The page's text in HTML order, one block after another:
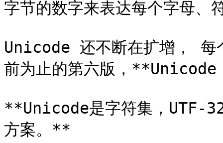
字节的数字来表达每个字母
Unicode 还不断在扩增， 每
前为止的第六版，**Unicode
**Unicode是字符集，UTF-
方案。**